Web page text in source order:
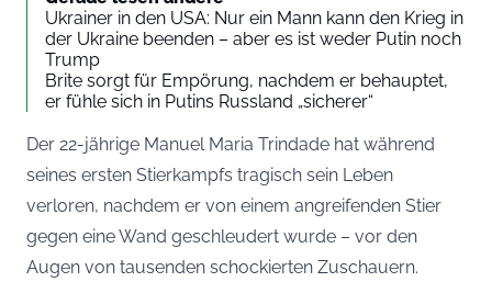
Ukrainer in den USA: Nur ein Mann kann den Krieg in
der Ukraine beenden – aber es ist weder Putin noch
Trump
Brite sorgt für Empörung, nachdem er behauptet,
er fühle sich in Putins Russland „sicherer“
Der 22-jährige Manuel Maria Trindade hat während
seines ersten Stierkampfs tragisch sein Leben
verloren, nachdem er von einem angreifenden Stier
gegen eine Wand geschleudert wurde – vor den
Augen von tausenden schockierten Zuschauern.